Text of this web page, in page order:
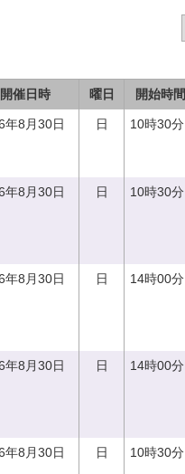
開催日時 曜日 開始時間
年8月30日 日 10時30分
年8月30日 日 10時30分
年8月30日 日 14時00分
年8月30日 日 14時00分
年8月30日 日 10時30分